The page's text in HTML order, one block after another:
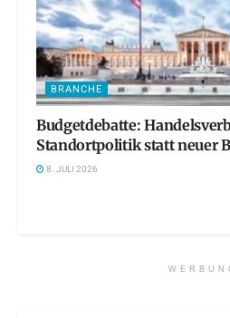
BRANCHE
Budgetdebatte:
Standortpolitik statt neuer
8. JULI 2026